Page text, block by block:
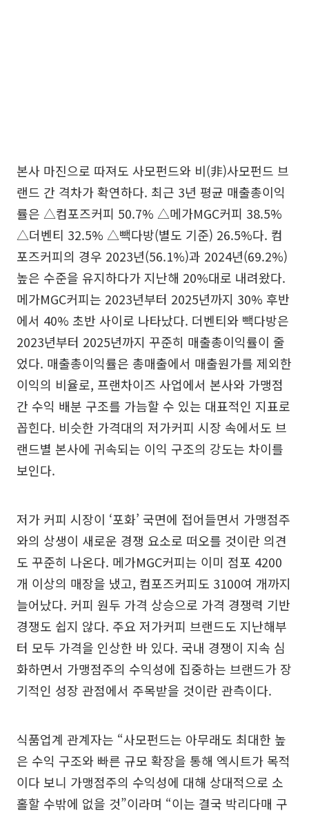
본사 마진으로 따져도 사모펀드와 비(非)사모펀드 브
랜드 간 격차가 확연하다. 최근 3년 평균 매출총이익
률은 △컴포즈커피 50.7% △메가MGC커피 38.5%
△더벤티 32.5% △빽다방(별도 기준) 26.5%다. 컴
포즈커피의 경우 2023년(56.1%)과 2024년(69.2%)
높은 수준을 유지하다가 지난해 20%대로 내려왔다.
메가MGC커피는 2023년부터 2025년까지 30% 후반
에서 40% 초반 사이로 나타났다. 더벤티와 빽다방은
2023년부터 2025년까지 꾸준히 매출총이익률이 줄
었다. 매출총이익률은 총매출에서 매출원가를 제외한
이익의 비율로, 프랜차이즈 사업에서 본사와 가맹점
간 수익 배분 구조를 가늠할 수 있는 대표적인 지표로
꼽힌다. 비슷한 가격대의 저가커피 시장 속에서도 브
랜드별 본사에 귀속되는 이익 구조의 강도는 차이를
보인다.
저가 커피 시장이 ‘포화’ 국면에 접어들면서 가맹점주
와의 상생이 새로운 경쟁 요소로 떠오를 것이란 의견
도 꾸준히 나온다. 메가MGC커피는 이미 점포 4200
개 이상의 매장을 냈고, 컴포즈커피도 3100여 개까지
늘어났다. 커피 원두 가격 상승으로 가격 경쟁력 기반
경쟁도 쉽지 않다. 주요 저가커피 브랜드도 지난해부
터 모두 가격을 인상한 바 있다. 국내 경쟁이 지속 심
화하면서 가맹점주의 수익성에 집중하는 브랜드가 장
기적인 성장 관점에서 주목받을 것이란 관측이다.
식품업계 관계자는 “사모펀드는 아무래도 최대한 높
은 수익 구조와 빠른 규모 확장을 통해 엑시트가 목적
이다 보니 가맹점주의 수익성에 대해 상대적으로 소
홀할 수밖에 없을 것”이라며 “이는 결국 박리다매 구